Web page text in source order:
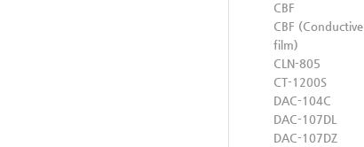
CBF
CBF
film)
CLN-805
CT-1200S
DAC-104C
DAC-107DL
DAC-107DZ